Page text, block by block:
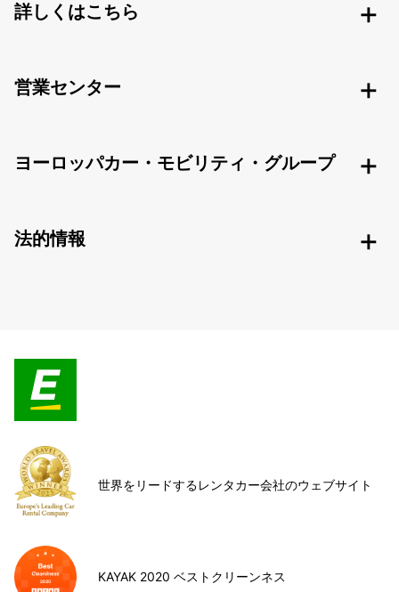
詳しくはこちら
営業センター
ヨーロッパカー・モビリティ・グループ
法的情報
世界をリードするレンタカー会社のウェブサイト
KAYAK 2020 ベストクリーンネス